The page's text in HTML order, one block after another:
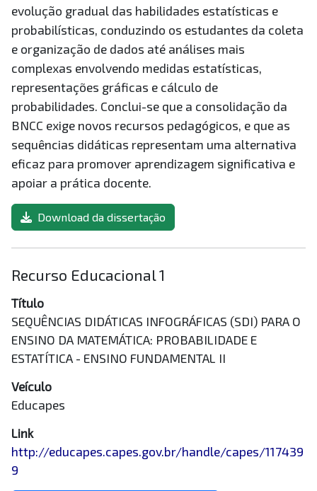
evolução gradual das habilidades estatísticas e
probabilísticas, conduzindo os estudantes da coleta
e organização de dados até análises mais
complexas envolvendo medidas estatísticas,
representações gráficas e cálculo de
probabilidades. Conclui-se que a consolidação da
BNCC exige novos recursos pedagógicos, e que as
sequências didáticas representam uma alternativa
eficaz para promover aprendizagem significativa e
apoiar a prática docente.
Download da dissertação
Recurso Educacional 1
Título
SEQUÊNCIAS DIDÁTICAS INFOGRÁFICAS (SDI) PARA O
ENSINO DA MATEMÁTICA: PROBABILIDADE E
ESTATÍTICA - ENSINO FUNDAMENTAL II
Veículo
Educapes
Link
http://educapes.capes.gov.br/handle/capes/117439
9